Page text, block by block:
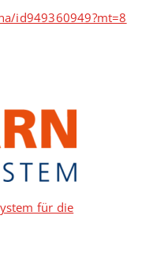
id949360949?mt=8
für die